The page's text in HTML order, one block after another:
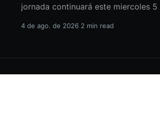
jornada continuará este miercoles 5
ante la temporada de lluvias Con el retiro de
además de la atención de casi 450
4 de ago. de 2026 2 min read